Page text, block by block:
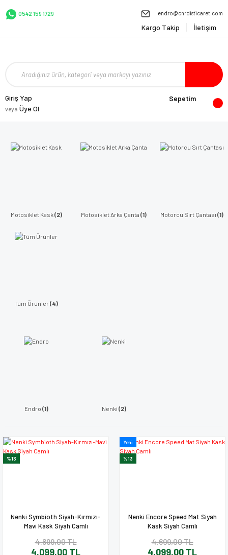
0542 159 1729 endro@cnrdisticaret.com
Kargo Takip İletişim
Giriş Yap
veya Üye Ol
Sepetim
Motosiklet Kask(2) Motosiklet Arka Çanta(1) Motorcu Sırt Çantası (1)
Tüm Ürünler(4)
Endro (1) Nenki (2)
%13
Nenki Symbioth Siyah-Kırmızı-
Mavi Kask Siyah Camlı
4.699,00 TL
4.099,00 TL
%13
Yeni
Nenki Encore Speed Mat Siyah
Kask Siyah Camlı
4.699,00 TL
4.099,00 TL